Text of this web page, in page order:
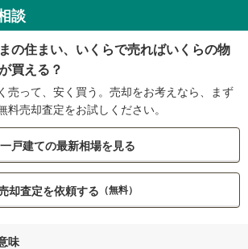
談
の住まい、いくらで売ればいくらの物
買える？
売って、安く買う。売却をお考えなら、まず
料売却査定をお試しください。
一戸建ての最新相場を見る
却査定を依頼する （無料）
味